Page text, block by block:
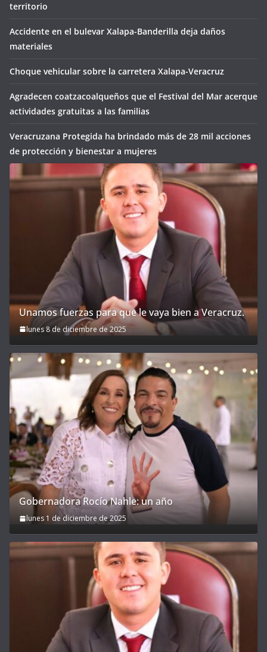
territorio
Accidente en el bulevar Xalapa-Banderilla deja daños
materiales
Choque vehicular sobre la carretera Xalapa-Veracruz
Agradecen coatzacoalqueños que el Festival del Mar acerque
actividades gratuitas a las familias
Veracruzana Protegida ha brindado más de 28 mil acciones
de protección y bienestar a mujeres
Unamos fuerzas para que le vaya bien a Veracruz.
lunes 8 de diciembre de 2025
Gobernadora Rocío Nahle: un año
lunes 1 de diciembre de 2025